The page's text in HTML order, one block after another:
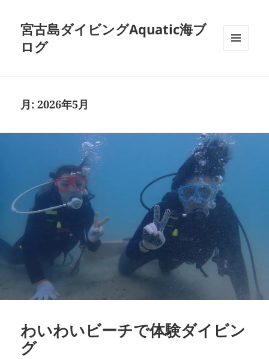
宮古島ダイビングAquatic海ブ
ログ
月:2026年5月
わいわいビーチで体験ダイビン
グ